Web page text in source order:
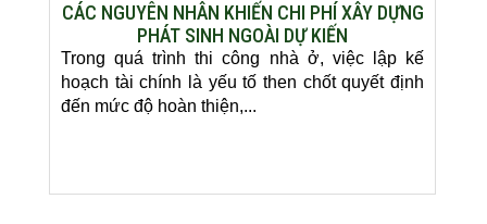
CÁC NGUYÊN NHÂN KHIẾN CHI PHÍ XÂY DỰNG
PHÁT SINH NGOÀI DỰ KIẾN
Trong quá trình thi công nhà ở, việc lập kế
hoạch tài chính là yếu tố then chốt quyết định
đến mức độ hoàn thiện,...